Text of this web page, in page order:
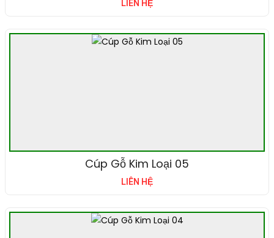
LIÊN HỆ
Cúp Gỗ Kim Loại 05
LIÊN HỆ